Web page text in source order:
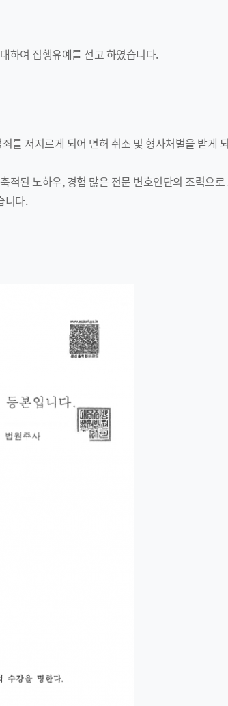
하여 집행유예를 선고 하였습니다.
를 저지르게 되어 면허 취소 및 형사처벌을 받게
적된 노하우, 경험 많은 전문 변호인단의 조력으
니다.